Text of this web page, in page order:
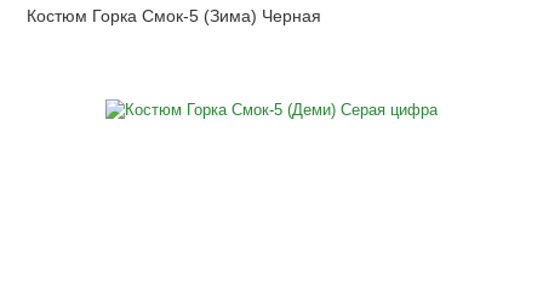
Костюм Горка Смок-5 (Зима) Черная